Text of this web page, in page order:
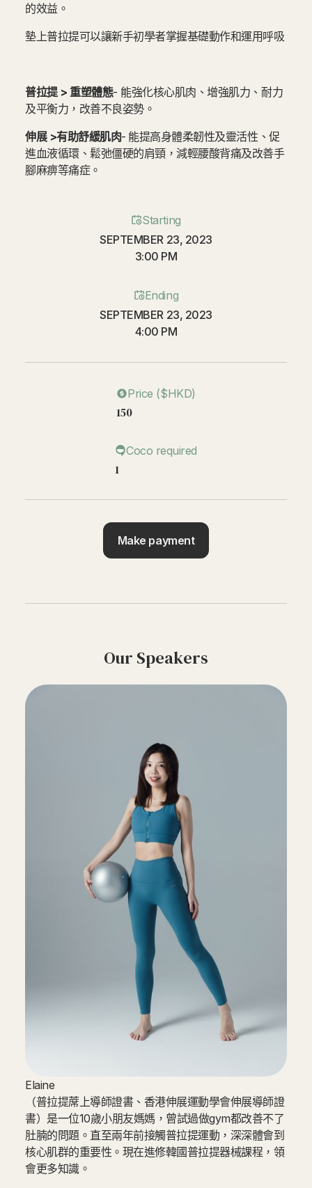
的效益。
墊上普拉提可以讓新手初學者掌握基礎動作和運用呼吸
普拉提 > 重塑體態- 能強化核心肌肉、增強肌力、耐力
及平衡力，改善不良姿勢。
伸展 >有助舒緩肌肉- 能提高身體柔韌性及靈活性、促
進血液循環、鬆弛僵硬的肩頸，減輕腰酸背痛及改善手
腳麻痹等痛症。
Starting
SEPTEMBER 23, 2023
3:00 PM
Ending
SEPTEMBER 23, 2023
4:00 PM
Price ($HKD)
150
Coco required
1
Make payment
Our Speakers
Elaine
（普拉提蓆上導師證書、香港伸展運動學會伸展導師證
書）是一位10歲小朋友媽媽，曾試過做gym都改善不了
肚腩的問題。直至兩年前接觸普拉提運動，深深體會到
核心肌群的重要性。現在進修韓國普拉提器械課程，領
會更多知識。